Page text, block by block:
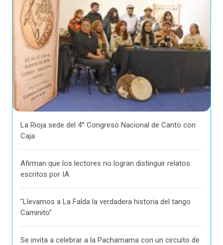
La Rioja sede del 4° Congreso Nacional de Canto con
Caja
Afirman que los lectores no logran distinguir relatos
escritos por IA
"Llevamos a La Falda la verdadera historia del tango
Caminito"
Se invita a celebrar a la Pachamama con un circuito de